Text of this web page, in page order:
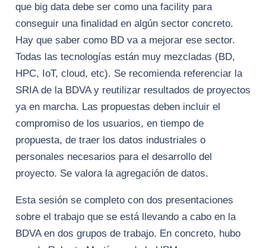
que big data debe ser como una facility para
conseguir una finalidad en algún sector concreto.
Hay que saber como BD va a mejorar ese sector.
Todas las tecnologías están muy mezcladas (BD,
HPC, IoT, cloud, etc). Se recomienda referenciar la
SRIA de la BDVA y reutilizar resultados de proyectos
ya en marcha. Las propuestas deben incluir el
compromiso de los usuarios, en tiempo de
propuesta, de traer los datos industriales o
personales necesarios para el desarrollo del
proyecto. Se valora la agregación de datos.
Esta sesión se completo con dos presentaciones
sobre el trabajo que se está llevando a cabo en la
BDVA en dos grupos de trabajo. En concreto, hubo